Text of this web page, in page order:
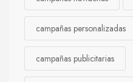
campañas personalizadas
campañas publicitarias